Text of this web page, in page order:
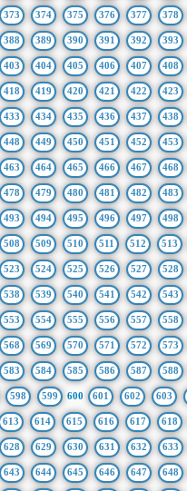
373 374 375 376 377 378
388 389 390 391 392 393
403 404 405 406 407 408
418 419 420 421 422 423
433 434 435 436 437 438
448 449 450 451 452 453
463 464 465 466 467 468
478 479 480 481 482 483
493 494 495 496 497 498
508 509 510 511 512 513
523 524 525 526 527 528
538 539 540 541 542 543
553 554 555 556 557 558
568 569 570 571 572 573
583 584 585 586 587 588
598 599 600 601 602 603
613 614 615 616 617 618
628 629 630 631 632 633
643 644 645 646 647 648